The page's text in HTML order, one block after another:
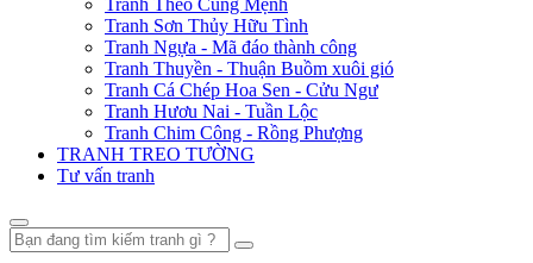
Tranh Theo Cung Mệnh
Tranh Sơn Thủy Hữu Tình
Tranh Ngựa - Mã đáo thành công
Tranh Thuyền - Thuận Buồm xuôi gió
Tranh Cá Chép Hoa Sen - Cửu Ngư
Tranh Hươu Nai - Tuần Lộc
Tranh Chim Công - Rồng Phượng
TRANH TREO TƯỜNG
Tư vấn tranh